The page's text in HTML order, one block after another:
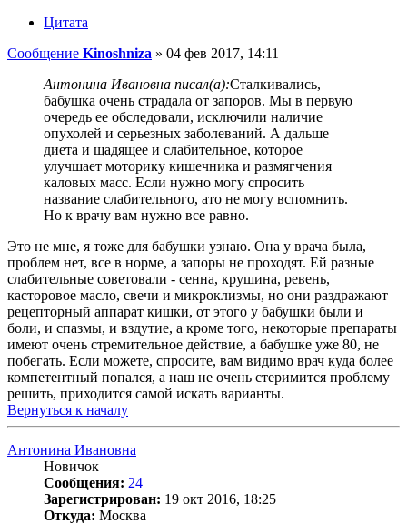
Цитата
Сообщение Kinoshniza » 04 фев 2017, 14:11
Антонина Ивановна писал(а):Сталкивались,
бабушка очень страдала от запоров. Мы в первую
очередь ее обследовали, исключили наличие
опухолей и серьезных заболеваний. А дальше
диета и щадящее и слабительное, которое
улучшает моторику кишечника и размягчения
каловых масс. Если нужно могу спросить
название слабительного, ато не могу вспомнить.
Но к врачу вам нужно все равно.
Это не мне, я тоже для бабушки узнаю. Она у врача была,
проблем нет, все в норме, а запоры не проходят. Ей разные
слабительные советовали - сенна, крушина, ревень,
касторовое масло, свечи и микроклизмы, но они раздражают
рецепторный аппарат кишки, от этого у бабушки были и
боли, и спазмы, и вздутие, а кроме того, некоторые препараты
имеют очень стремительное действие, а бабушке уже 80, не
побегать. Если можете, спросите, вам видимо врач куда более
компетентный попался, а наш не очень стеримится проблему
решить, приходится самой искать варианты.
Вернуться к началу
Антонина Ивановна
Новичок
Сообщения: 24
Зарегистрирован: 19 окт 2016, 18:25
Откуда: Москва